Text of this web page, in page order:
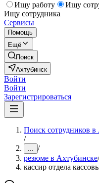
Ищу работу
Ищу
Ищу сотрудника
Сервисы
Помощь
Ещё
Поиск
Ахтубинск
Войти
Войти
Зарегистрироваться
Поиск сотрудников в
/
... /
резюме в Ахтубинске/
кассир отдела